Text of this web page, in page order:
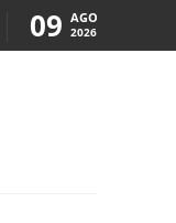
09 AGO
2026